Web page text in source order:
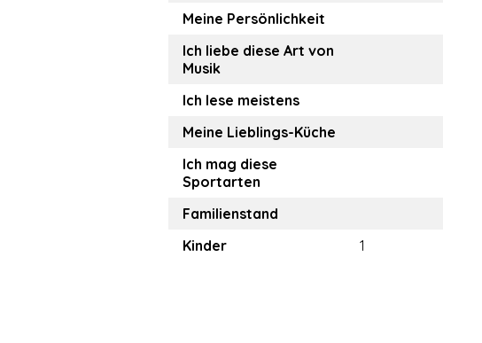
Meine Persönlichkeit
Ich liebe diese Art von
Musik
Ich lese meistens
Meine Lieblings-Küche
Ich mag diese
Sportarten
Familienstand
Kinder
1